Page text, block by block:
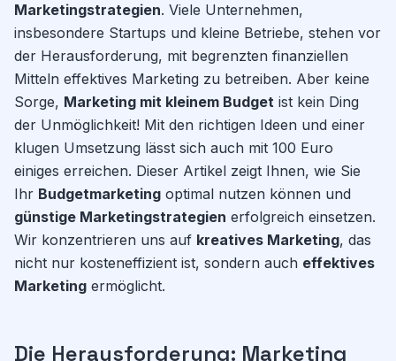
Marketingstrategien. Viele Unternehmen,
insbesondere Startups und kleine Betriebe, stehen vor
der Herausforderung, mit begrenzten finanziellen
Mitteln effektives Marketing zu betreiben. Aber keine
Sorge, Marketing mit kleinem Budget ist kein Ding
der Unmöglichkeit! Mit den richtigen Ideen und einer
klugen Umsetzung lässt sich auch mit 100 Euro
einiges erreichen. Dieser Artikel zeigt Ihnen, wie Sie
Ihr Budgetmarketing optimal nutzen können und
günstige Marketingstrategien erfolgreich einsetzen.
Wir konzentrieren uns auf kreatives Marketing, das
nicht nur kosteneffizient ist, sondern auch effektives
Marketing ermöglicht.
Die Herausforderung: Marketing